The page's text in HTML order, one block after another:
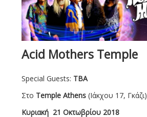
Acid Mothers Temple
Special Guests: TBA
Στο Temple Athens (Ιάκχου 17, Γκάζι)
Κυριακή 21 Οκτωβρίου 2018